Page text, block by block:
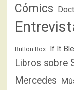
Cómics
Button Box If It
Libros sobre
Mercedes